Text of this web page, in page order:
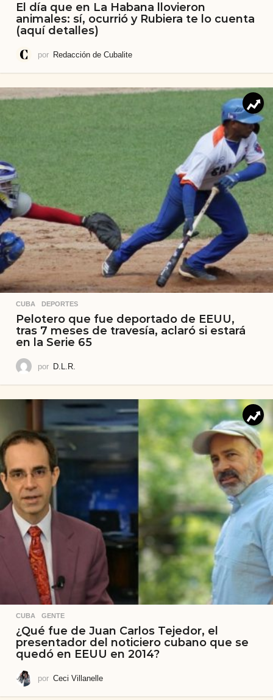
El día que en La Habana llovieron
animales: sí, ocurrió y Rubiera te lo cuenta
(aquí detalles)
por Redacción de Cubalite
CUBA ,DEPORTES
Pelotero que fue deportado de EEUU,
tras 7 meses de travesía, aclaró si estará
en la Serie 65
por D.L.R.
CUBA ,GENTE
¿Qué fue de Juan Carlos Tejedor, el
presentador del noticiero cubano que se
quedó en EEUU en 2014?
por Ceci Villanelle